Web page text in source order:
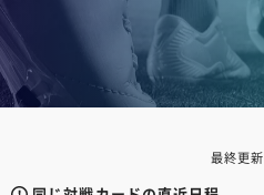
最終更新